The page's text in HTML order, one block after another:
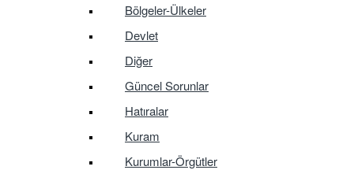
Bölgeler-Ülkeler
Devlet
Diğer
Güncel Sorunlar
Hatıralar
Kuram
Kurumlar-Örgütler